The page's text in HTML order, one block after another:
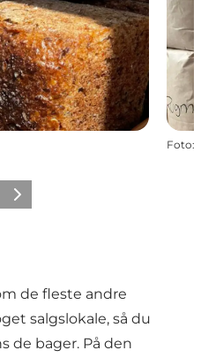
Foto:
billede
Næste billede
de fleste andre
salgslokale, så du
de bager. På den